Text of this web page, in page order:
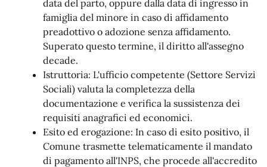
data del parto, oppure dalla data di ingresso in
famiglia del minore in caso di affidamento
preadottivo o adozione senza affidamento.
Superato questo termine, il diritto all'assegno
decade.
Istruttoria: L'ufficio competente (Settore Servizi
Sociali) valuta la completezza della
documentazione e verifica la sussistenza dei
requisiti anagrafici ed economici.
Esito ed erogazione: In caso di esito positivo, il
Comune trasmette telematicamente il mandato
di pagamento all'INPS, che procede all'accredito